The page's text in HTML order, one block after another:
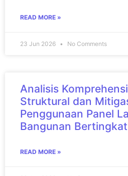
READ MORE »
23 Jun 2026 No Comments
Analisis
Struktural dan
Penggunaan Panel
Bangunan Bertingkat
READ MORE »